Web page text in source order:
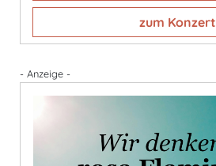
zum Konzert
- Anzeige -